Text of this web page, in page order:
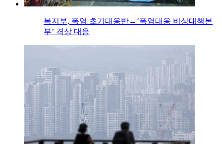
복지부, 폭염 초기대응반→‘폭염대응 비상대책본
부’ 격상 대응